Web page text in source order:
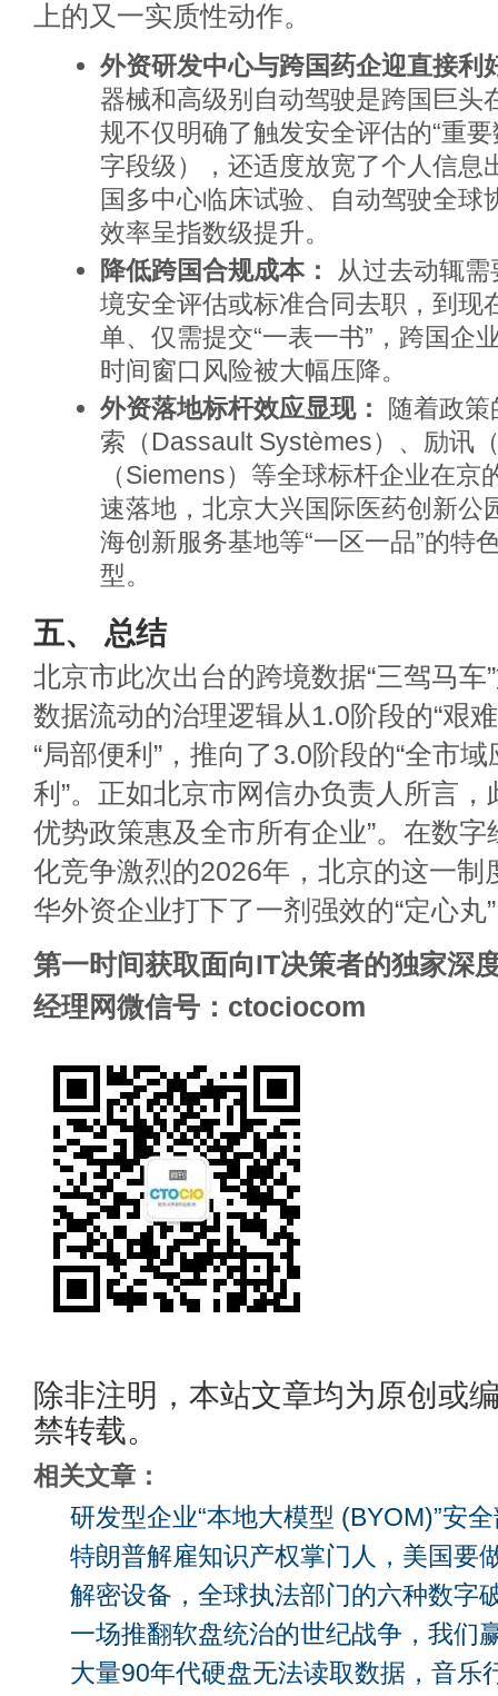
上的又一实质性动作。
外资研发中心与跨国药企迎直接利
器械和高级别自动驾驶是跨国巨头
规不仅明确了触发安全评估的“重
字段级），还适度放宽了个人信息
国多中心临床试验、自动驾驶全球
效率呈指数级提升。
降低跨国合规成本：
从过去动辄
境安全评估或标准合同去职，到现
单、仅需提交“一表一书”，跨国企
时间窗口风险被大幅压降。
外资落地标杆效应显现：
随着政
索（Dassault Systèmes）、励讯
（Siemens）等全球标杆企业在京
速落地，北京大兴国际医药创新公
海创新服务基地等“一区一品”的特
型。
五、 总结
北京市此次出台的跨境数据“三驾马车
数据流动的治理逻辑从1.0阶段的“艰
“局部便利”，推向了3.0阶段的“全市
利”。正如北京市网信办负责人所言，
优势政策惠及全市所有企业”。在数
化竞争激烈的2026年，北京的这一制
华外资企业打下了一剂强效的“定心丸
第一时间获取面向IT决策者的独家深
经理网微信号：ctociocom
除非注明，本站文章均为原创或
禁转载。
相关文章：
研发型企业“本地大模型 (BYOM)”安
特朗普解雇知识产权掌门人，美国要
解密设备，全球执法部门的六种数字
一场推翻软盘统治的世纪战争，我们
大量90年代硬盘无法读取数据，音乐